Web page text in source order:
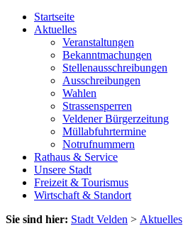
Startseite
Aktuelles
Veranstaltungen
Bekanntmachungen
Stellenausschreibungen
Ausschreibungen
Wahlen
Strassensperren
Veldener Bürgerzeitung
Müllabfuhrtermine
Notrufnummern
Rathaus & Service
Unsere Stadt
Freizeit & Tourismus
Wirtschaft & Standort
Sie sind hier: Stadt Velden > Aktuelles